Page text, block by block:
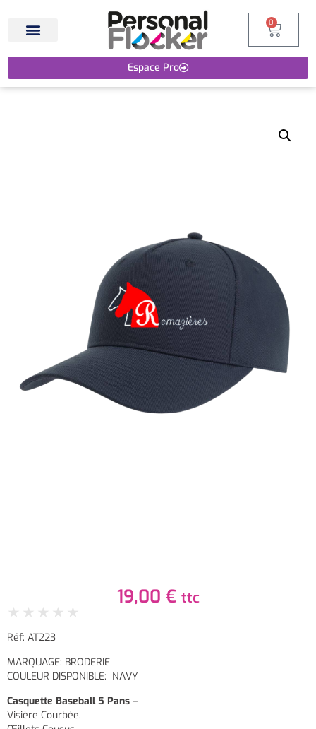
Espace Pro
0
19,00 € ttc
★ ★ ★ ★ ★
Réf: AT223
MARQUAGE: BRODERIE
COULEUR DISPONIBLE: NAVY
Casquette Baseball 5 Pans –
Visière Courbée.